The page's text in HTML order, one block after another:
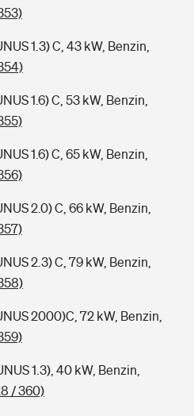
1.3) C, 43 kW, Benzin,
1.6) C, 53 kW, Benzin,
1.6) C, 65 kW, Benzin,
2.0) C, 66 kW, Benzin,
2.3) C, 79 kW, Benzin,
2000)C, 72 kW, Benzin,
1.3), 40 kW, Benzin,
/ 360)